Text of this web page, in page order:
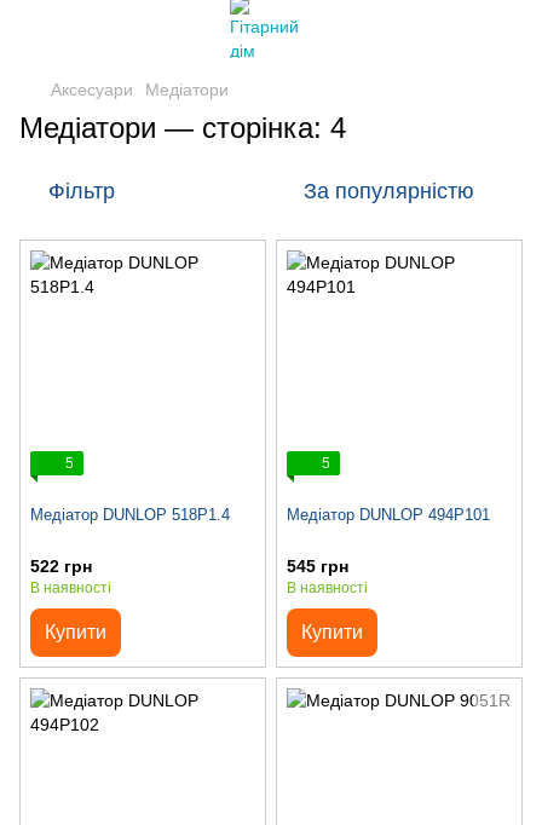
Аксесуари Медіатори
Медіатори — сторінка: 4
Фільтр За популярністю
5
Медіатор DUNLOP 518P1.4
522 грн
В наявності
Купити
5
Медіатор DUNLOP 494P101
545 грн
В наявності
Купити